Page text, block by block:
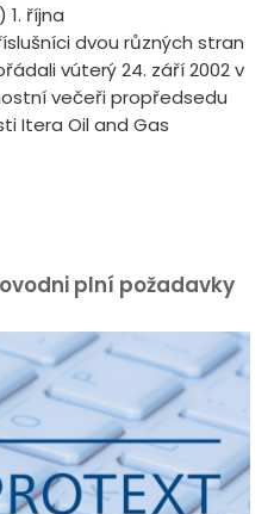
1. října
dvou různých stran
vúterý 24. září 2002 v
večeři propředsedu
Itera Oil and Gas
plní požadavky